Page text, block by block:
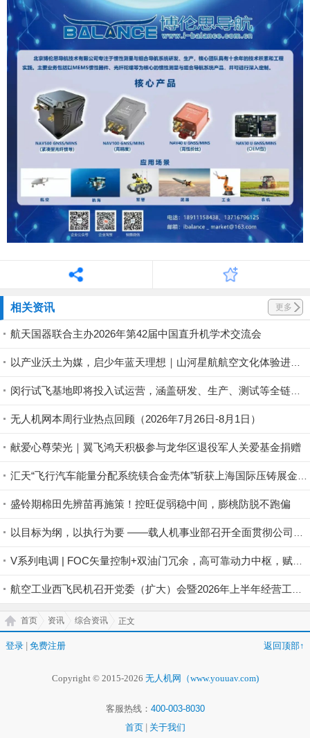
相关资讯 更多
航天国器联合主办2026年第42届中国直升机学术交流会
以产业沃土为媒，启少年蓝天理想｜山河星航航空文化体验进行中
闵行试飞基地即将投入试运营，涵盖研发、生产、测试等全链条丨低空应用
无人机网本周行业热点回顾（2026年7月26日-8月1日）
献爱心尊荣光｜翼飞鸿天积极参与龙华区退役军人关爱基金捐赠
汇天“飞行汽车能量分配系统镁合金壳体”斩获上海国际压铸展金奖铸件荣誉
盛铃期棉田先辨苗再施策！控旺促弱稳中间，膨桃防脱不跑偏
以目标为纲，以执行为要 ——载人机事业部召开全面贯彻公司半年度会议精神暨重点工作攻坚部署会
V系列电调 | FOC矢量控制+双油门冗余，高可靠动力中枢，赋能行业无人机稳定作业
航空工业西飞民机召开党委（扩大）会暨2026年上半年经营工作会
首页 资讯 综合资讯 正文
登录 免费注册 返回顶部↑
Copyright © 2015-2026 无人机网（www.youuav.com)
客服热线： 400-003-8030
首页
关于我们